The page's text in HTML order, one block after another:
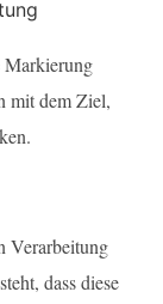
Markierung
mit dem Ziel,
Verarbeitung
dass diese